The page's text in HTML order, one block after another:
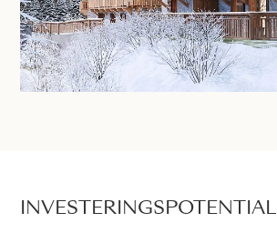
INVESTERINGSPOTENTIAL